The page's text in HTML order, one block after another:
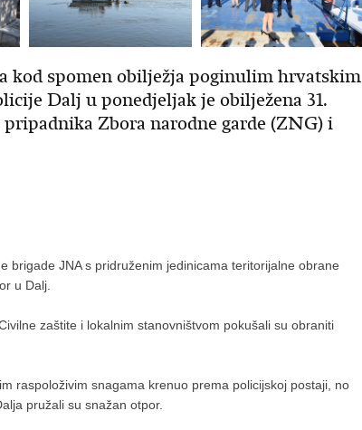
kod spomen obilježja poginulim hrvatskim
Dalj u ponedjeljak je obilježena 31.
Zbora narodne garde (ZNG) i
brigade JNA s pridruženim jedinicama teritorijalne obrane
u Dalj.
zaštite i lokalnim stanovništvom pokušali su obraniti
raspoloživim snagama krenuo prema policijskoj postaji, no
pružali su snažan otpor.